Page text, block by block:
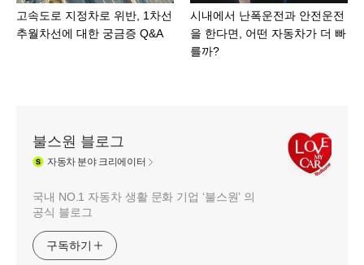
고속도로 지정차로 위반, 1차선
추월차선에 대한 궁금증 Q&A
시내에서 난폭운전과 안전운전
을 한다면, 어떤 자동차가 더 빠
를까?
불스원 블로그
자동차분야 크리에이터
국내 NO.1 자동차 생활 문화 기업 ‘불스원’ 의
공식 블로그
구독하기